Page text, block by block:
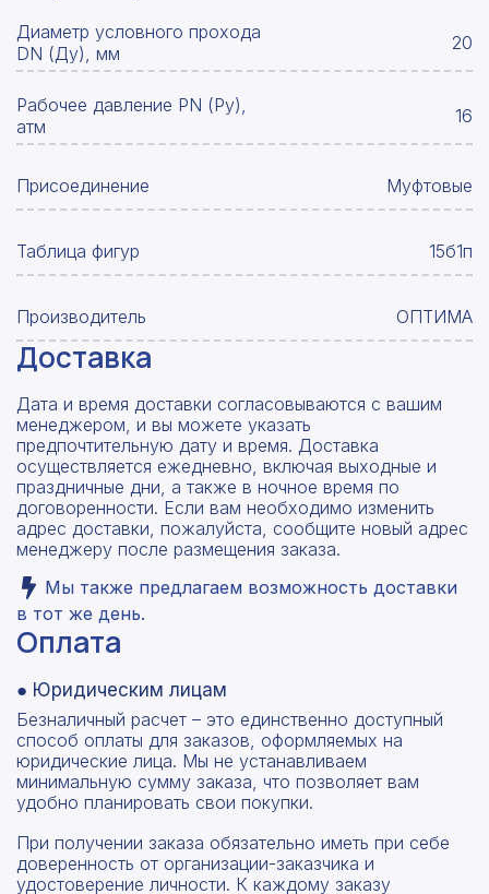
Диаметр условного прохода
DN (Ду), мм
20
Рабочее давление PN (Ру),
атм
16
Присоединение Муфтовые
Таблица фигур 15б1п
Производитель ОПТИМА
Доставка
Дата и время доставки согласовываются с вашим
менеджером, и вы можете указать
предпочтительную дату и время. Доставка
осуществляется ежедневно, включая выходные и
праздничные дни, а также в ночное время по
договоренности. Если вам необходимо изменить
адрес доставки, пожалуйста, сообщите новый адрес
менеджеру после размещения заказа.
Мы также предлагаем возможность доставки
в тот же день.
Оплата
● Юридическим лицам
Безналичный расчет – это единственно доступный
способ оплаты для заказов, оформляемых на
юридические лица. Мы не устанавливаем
минимальную сумму заказа, что позволяет вам
удобно планировать свои покупки.
При получении заказа обязательно иметь при себе
доверенность от организации-заказчика и
удостоверение личности. К каждому заказу
Рассчитать смету
Заполните форму ниже, чтобы получить
Оставьте номер